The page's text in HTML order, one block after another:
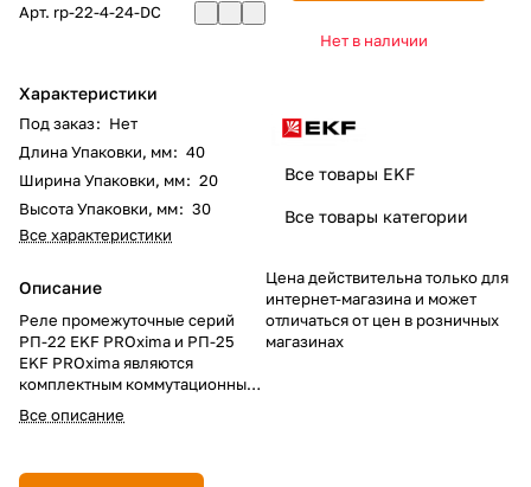
Арт. rp-22-4-24-DC
Характеристики
Под заказ: Нет
Длина Упаковки, мм: 40
Ширина Упаковки, мм: 20
Высота Упаковки, мм: 30
Все характеристики
Описание
Реле промежуточные серий
РП-22 EKF PROxima и РП-25
EKF PROxima являются
комплектным коммутационным
оборудованием рассчитанным
на токи до 10 А. Реле серии РП
разъемами модульными серий
Все описание
Нет в наличии
Все товары EKF
Все товары категории
Цена действительна только для
интернет-магазина и может
отличаться от цен в розничных
магазинах